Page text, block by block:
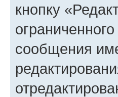
кнопку
сообщения